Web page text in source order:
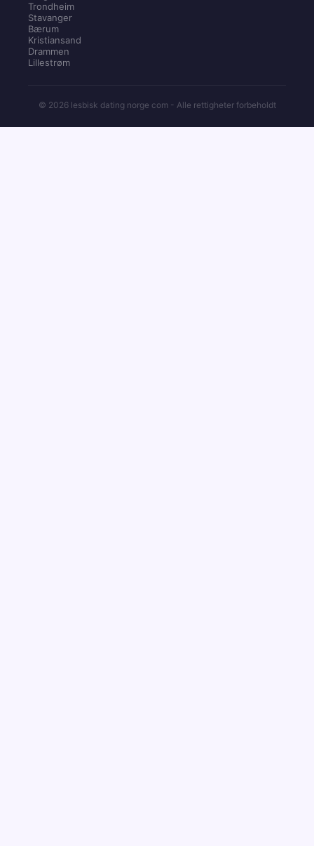
Trondheim
Stavanger
Bærum
Kristiansand
Drammen
Lillestrøm
© 2026 lesbisk dating norge com - Alle rettigheter forbeholdt